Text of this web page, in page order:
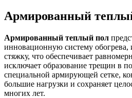
Армированный
Армированный теплый пол
инновационную систему обогрева,
стяжку, что обеспечивает
исключает образование трещин в
специальной армирующей сетке,
большие нагрузки и сохраняет
многих лет.